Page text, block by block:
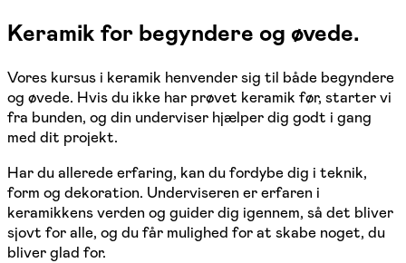
Keramik for begyndere og øvede.
Vores kursus i keramik henvender sig til både begyndere
og øvede. Hvis du ikke har prøvet keramik før, starter vi
fra bunden, og din underviser hjælper dig godt i gang
med dit projekt.
Har du allerede erfaring, kan du fordybe dig i teknik,
form og dekoration. Underviseren er erfaren i
keramikkens verden og guider dig igennem, så det bliver
sjovt for alle, og du får mulighed for at skabe noget, du
bliver glad for.